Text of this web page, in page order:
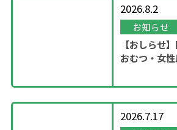
2026.8.2
お知らせ
【おしらせ
おむつ・女
2026.7.17